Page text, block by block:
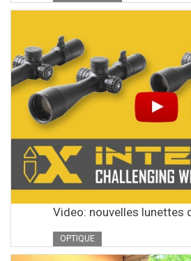
Video: nouvelles lunettes
OPTIQUE